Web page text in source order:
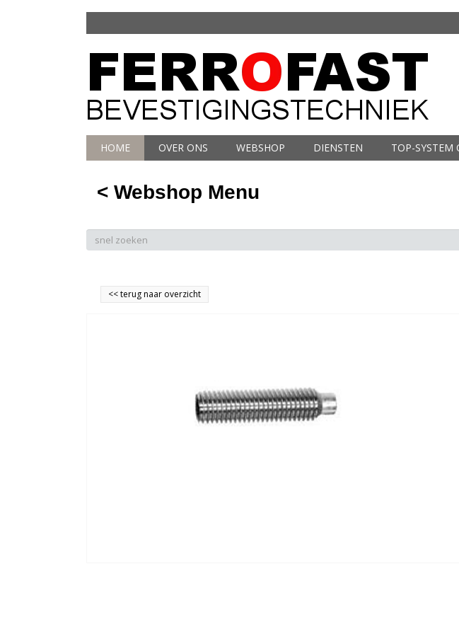
HOME OVER ONS WEBSHOP DIENSTEN TOP-SYSTEM
< Webshop Menu
<<terug naar overzicht